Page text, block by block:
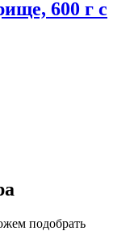
600 г с
подобрать